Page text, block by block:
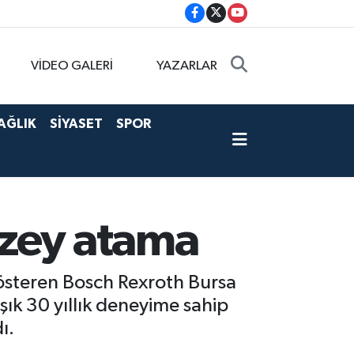
VİDEO GALERİ YAZARLAR
SİYASET SPOR
atama
Bosch Rexroth Bursa
30 yıllık deneyime sahip